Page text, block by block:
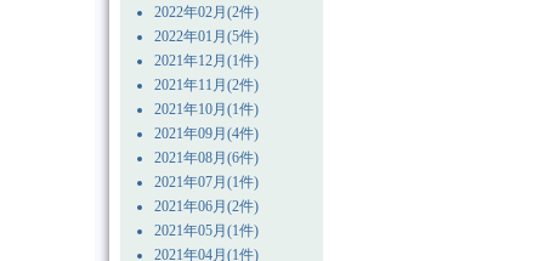
2022年02月(2件)
2022年01月(5件)
2021年12月(1件)
2021年11月(2件)
2021年10月(1件)
2021年09月(4件)
2021年08月(6件)
2021年07月(1件)
2021年06月(2件)
2021年05月(1件)
2021年04月(1件)